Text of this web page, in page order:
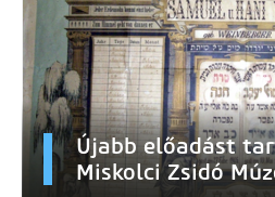
Újabb előadást
Miskolci Zsidó